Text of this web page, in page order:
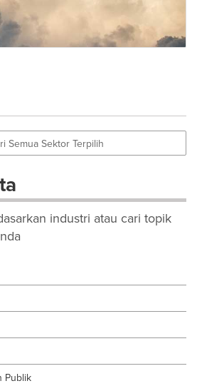
Semua Sektor Terpilih
industri atau cari topik
Publik